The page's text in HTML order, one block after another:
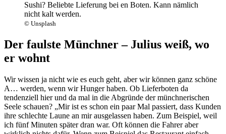
Sushi? Beliebte Lieferung bei en Boten. Kann nämlich
nicht kalt werden.
© Unsplash
Der faulste Münchner – Julius weiß, wo
er wohnt
Wir wissen ja nicht wie es euch geht, aber wir können ganz schöne
A… werden, wenn wir Hunger haben. Ob Lieferboten da
tendenziell hier und da mal in die Abgründe der münchnerischen
Seele schauen? „Mir ist es schon ein paar Mal passiert, dass Kunden
ihre schlechte Laune an mir ausgelassen haben. Zum Beispiel, weil
ich fünf Minuten später dran war. Oft können die Fahrer aber